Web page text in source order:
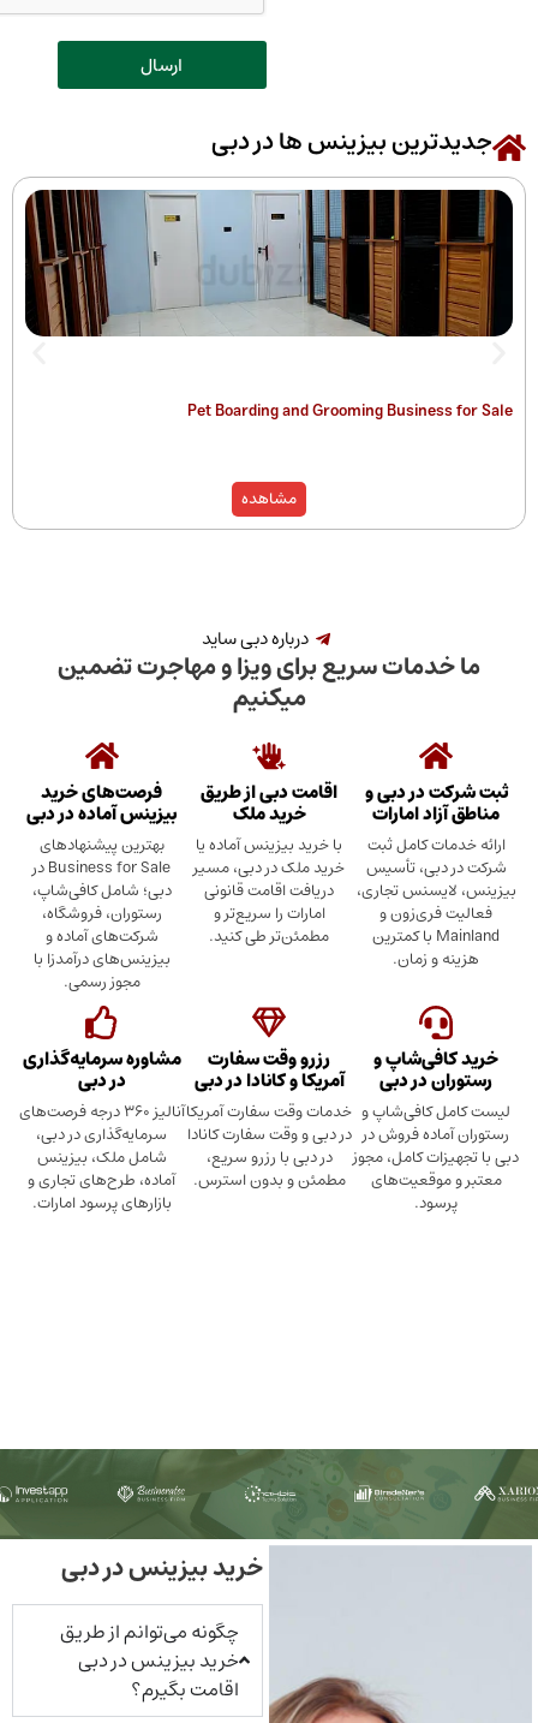
بیزینس ها در دبی
Pet Boarding and Grooming
درباره دبی ساید
سریع برای ویزا و مهاجرت تضمین
در دبی و
امارات
کامل ثبت
تأسیس
تجاری،
و
Mainland با کمترین
اقامت دبی از طریق
خرید ملک
با خرید بیزینس آماده یا
خرید ملک در دبی، مسیر
دریافت اقامت قانونی
امارات را سریع‌تر و
مطمئن‌تر طی کنید.
فرصت‌های خرید
بیزینس آماده در دبی
بهترین پیشنهادهای
Business for Sale در
دبی؛ شامل کافی‌شاپ،
رستوران، فروشگاه،
شرکت‌های آماده و
بیزینس‌های درآمدزا با
و
در دبی
و
فروش در
کامل، مجوز
رزرو وقت سفارت
آمریکا و کانادا در دبی
خدمات وقت سفارت آمریکا
در دبی و وقت سفارت کانادا
در دبی با رزرو سریع،
مطمئن و بدون استرس.
مشاوره سرمایه‌گذاری
در دبی
آنالیز ۳۶۰ درجه فرصت‌های
سرمایه‌گذاری در دبی،
شامل ملک، بیزینس
آماده، طرح‌های تجاری و
بازارهای پرسود امارات.
خرید بیزینس در دبی
چگونه می‌توانم از طریق
خرید بیزینس در دبی
اقامت بگیرم؟